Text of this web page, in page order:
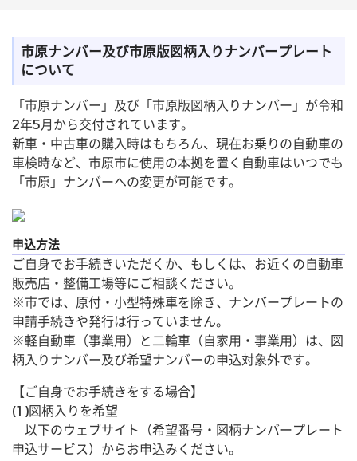
市原ナンバー及び市原版図柄入りナンバープレート
について
「市原ナンバー」及び「市原版図柄入りナンバー」が令和
2年5月から交付されています。
新車・中古車の購入時はもちろん、現在お乗りの自動車の
車検時など、市原市に使用の本拠を置く自動車はいつでも
「市原」ナンバーへの変更が可能です。
申込方法
ご自身でお手続きいただくか、もしくは、お近くの自動車
販売店・整備工場等にご相談ください。
※市では、原付・小型特殊車を除き、ナンバープレートの
申請手続きや発行は行っていません。
※軽自動車（事業用）と二輪車（自家用・事業用）は、図
柄入りナンバー及び希望ナンバーの申込対象外です。
【ご自身でお手続きをする場合】
(1)図柄入りを希望
以下のウェブサイト（希望番号・図柄ナンバープレート
申込サービス）からお申込みください。